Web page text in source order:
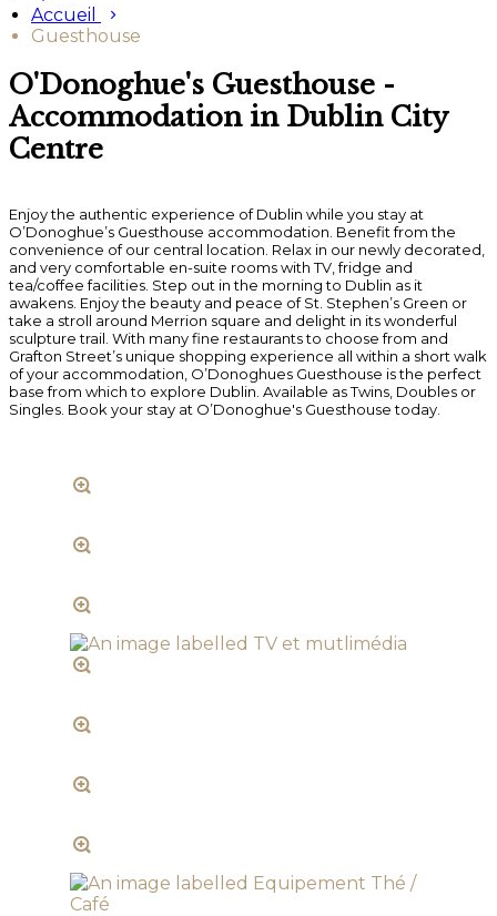
Accueil
Guesthouse
O'Donoghue's Guesthouse -
Accommodation in Dublin City
Centre
Enjoy the authentic experience of Dublin while you stay at
O’Donoghue’s Guesthouse accommodation. Benefit from the
convenience of our central location. Relax in our newly decorated,
and very comfortable en-suite rooms with TV, fridge and
tea/coffee facilities. Step out in the morning to Dublin as it
awakens. Enjoy the beauty and peace of St. Stephen’s Green or
take a stroll around Merrion square and delight in its wonderful
sculpture trail. With many fine restaurants to choose from and
Grafton Street’s unique shopping experience all within a short walk
of your accommodation, O’Donoghues Guesthouse is the perfect
base from which to explore Dublin. Available as Twins, Doubles or
Singles. Book your stay at O’Donoghue's Guesthouse today.